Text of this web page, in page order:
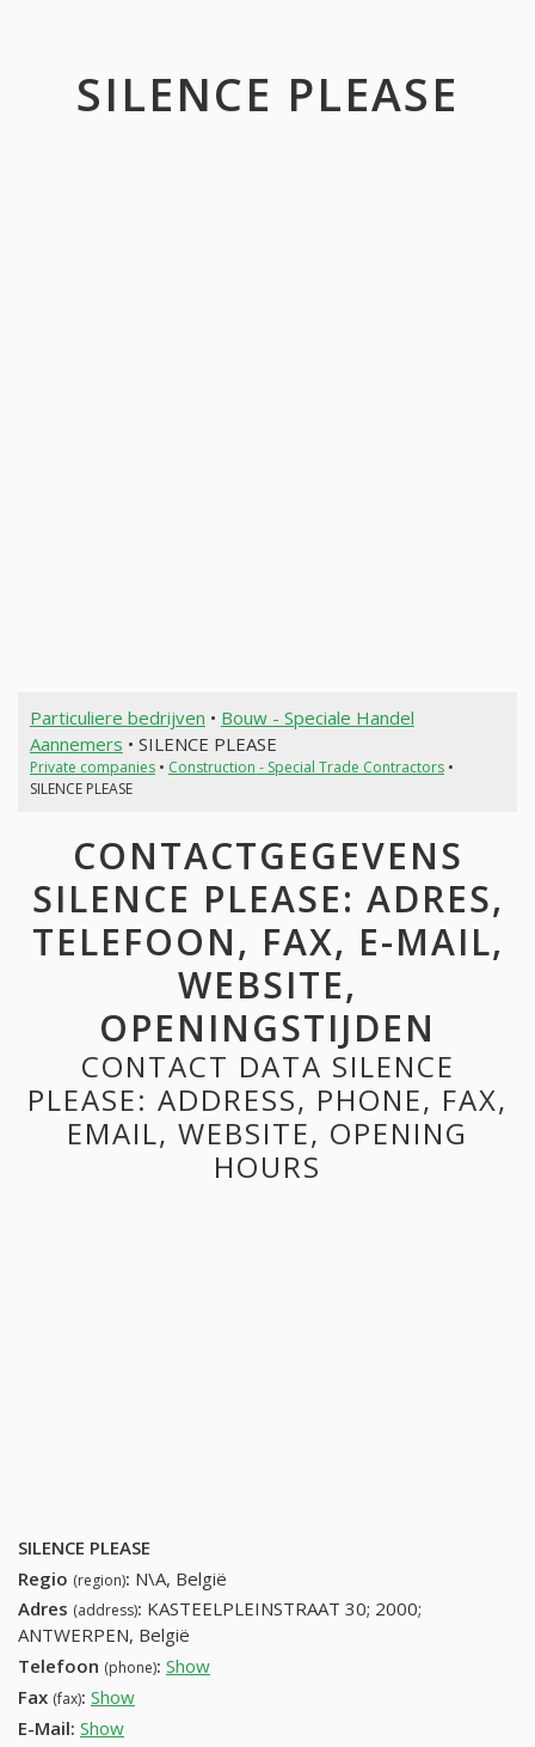
SILENCE PLEASE
Particuliere bedrijven • Bouw - Speciale Handel
Aannemers • SILENCE PLEASE
Private companies• Construction - Special Trade Contractors•
SILENCE PLEASE
CONTACTGEGEVENS
SILENCE PLEASE: ADRES,
TELEFOON, FAX, E-MAIL,
WEBSITE,
OPENINGSTIJDEN
CONTACT DATA SILENCE
PLEASE: ADDRESS, PHONE, FAX,
EMAIL, WEBSITE, OPENING
HOURS
SILENCE PLEASE
Regio (region): N\A, België
Adres (address): KASTEELPLEINSTRAAT 30; 2000;
ANTWERPEN, België
Telefoon (phone): Show
Fax (fax): Show
E-Mail: Show